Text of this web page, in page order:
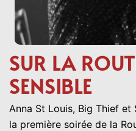
SUR LA
SENSIBLE
Anna St Louis, Big Thief et
la première soirée de la